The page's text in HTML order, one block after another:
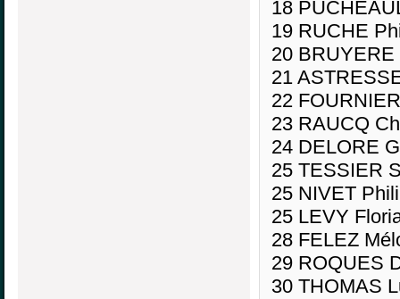
18
19 RUCHE
20 BRUYERE
21
22
23 RAUCQ
24 DELORE
25 TESSIER
25 NIVET
25 LEVY
28 FELEZ
29 ROQUES
30 THOMAS